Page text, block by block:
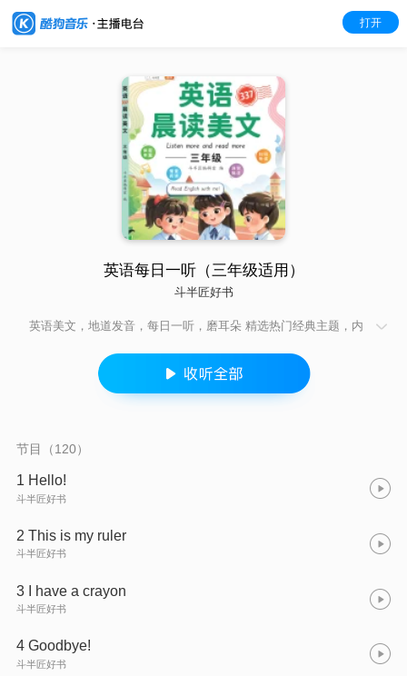
打开
英语每日一听（三年级适用）
斗半匠好书
英语美文，地道发音，每日一听，磨耳朵 精选热门经典主题，内
习课堂的小用户，为幼小衔接至三年级英语学习做准备，每日倾
听磨耳朵，培养语感
节目（120）
1 Hello!
斗半匠好书
2 This is my ruler
斗半匠好书
3 I have a crayon
斗半匠好书
4 Goodbye!
斗半匠好书